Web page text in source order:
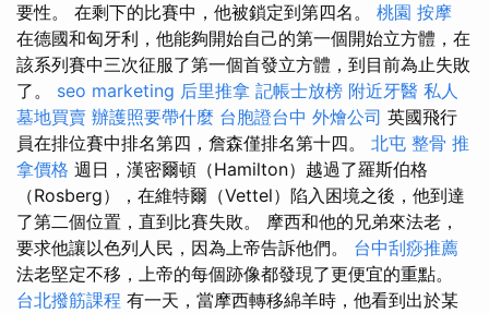
要性。 在剩下的比賽中，他被鎖定到第四名。 桃園 按摩
在德國和匈牙利，他能夠開始自己的第一個開始立方體，在
該系列賽中三次征服了第一個首發立方體，到目前為止失敗
了。 seo marketing 后里推拿 記帳士放榜 附近牙醫 私人
墓地買賣 辦護照要帶什麼 台胞證台中 外燴公司 英國飛行
員在排位賽中排名第四，詹森僅排名第十四。 北屯 整骨 推
拿價格 週日，漢密爾頓（Hamilton）越過了羅斯伯格
（Rosberg），在維特爾（Vettel）陷入困境之後，他到達
了第二個位置，直到比賽失敗。 摩西和他的兄弟來法老，
要求他讓以色列人民，因為上帝告訴他們。 台中刮痧推薦
法老堅定不移，上帝的每個跡像都發現了更便宜的重點。
台北撥筋課程 有一天，當摩西轉移綿羊時，他看到出於某